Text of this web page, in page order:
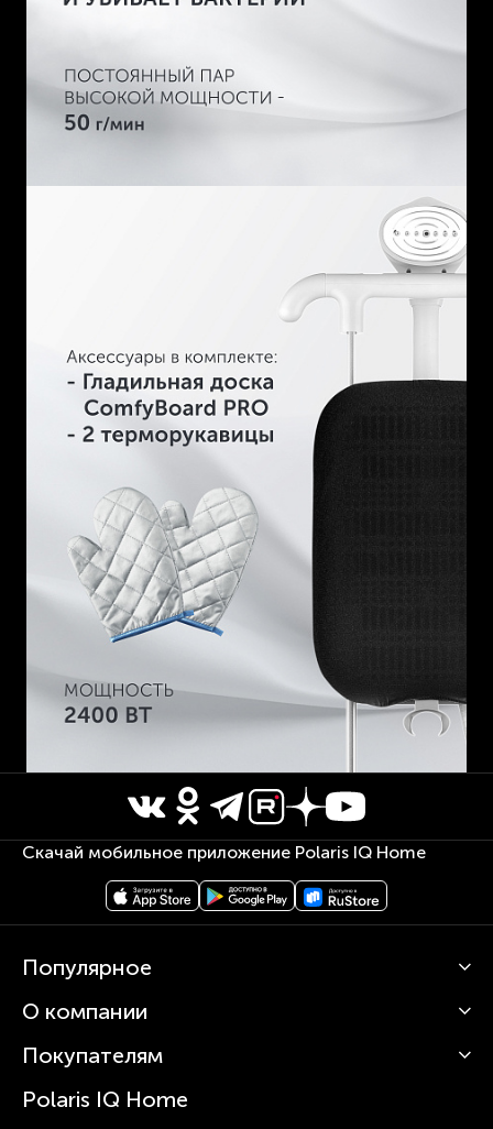
Скачай мобильное приложение Polaris IQ Home
Популярное
Кофемашины
Вертикальные пылесосы
Зубные щетки и ирригаторы
О компании
О Polaris
Статьи
Покупателям
Сервисные центры
Polaris IQ Home